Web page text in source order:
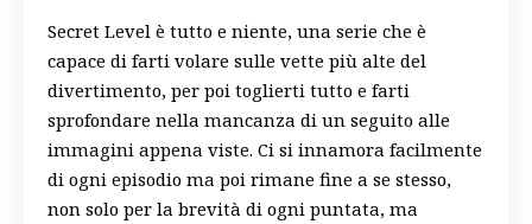
Secret Level è tutto e niente, una serie che è
capace di farti volare sulle vette più alte del
divertimento, per poi toglierti tutto e farti
sprofondare nella mancanza di un seguito alle
immagini appena viste. Ci si innamora facilmente
di ogni episodio ma poi rimane fine a se stesso,
non solo per la brevità di ogni puntata, ma